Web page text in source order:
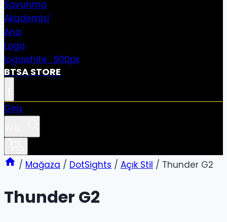
BTSA STORE
Giriş
/ Mağaza / DotSights / Açık Stil / Thunder G2
Thunder G2